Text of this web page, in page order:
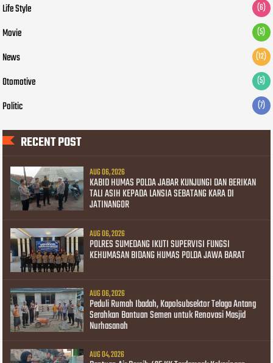
Life Style (6)
Movie (5)
News (12)
Otomotive (5)
Politic (7)
RECENT POST
AUG 06, 2026
KABID HUMAS POLDA JABAR KUNJUNGI DAN BERIKAN
TALI ASIH KEPADA LANSIA SEBATANG KARA DI
JATINANGOR
AUG 06, 2026
POLRES SUMEDANG IKUTI SUPERVISI FUNGSI
KEHUMASAN BIDANG HUMAS POLDA JAWA BARAT
AUG 06, 2026
Peduli Rumah Ibadah, Kapolsubsektor Telaga Antang
Serahkan Bantuan Semen untuk Renovasi Masjid
Nurhasanah
AUG 04, 2026